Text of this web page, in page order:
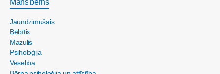
Mans bērns
Jaundzimušais
Bēbītis
Mazulis
Psiholoģija
Veselība